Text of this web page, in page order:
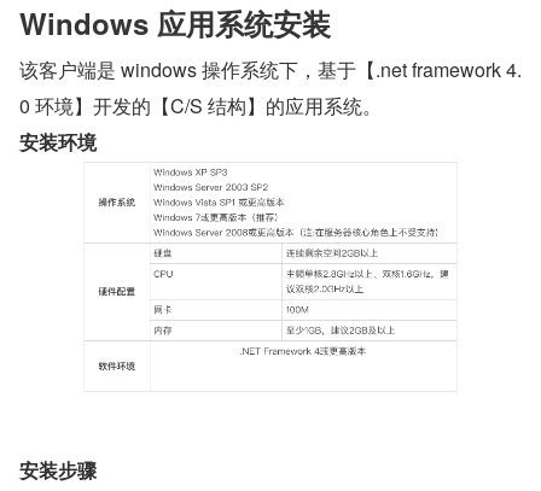
Windows 应用系统安装
该客户端是 windows 操作系统下，基于【.net framework 4.
0 环境】开发的【C/S 结构】的应用系统。
安装环境
安装步骤